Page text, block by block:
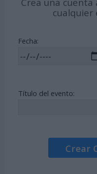
cualquier
Fecha:
Título del evento:
Crear